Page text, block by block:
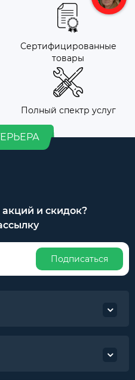
Сертифицированные
товары
Полный спектр услуг
акций и скидок?
Подписаться